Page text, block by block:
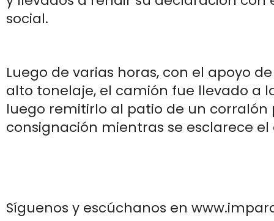
social.
Luego de varias horas, con el apoyo
alto tonelaje, el camión fue llevado a
luego remitirlo al patio de un corralón
consignación mientras se esclarece el
Síguenos y escúchanos en